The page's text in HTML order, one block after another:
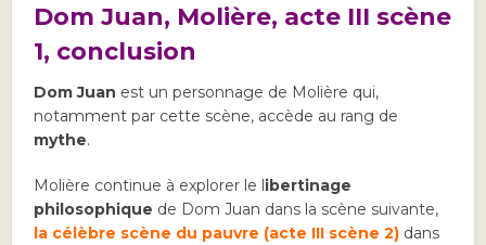
Dom Juan, Molière, acte III scène
1, conclusion
Dom Juan est un personnage de Molière qui,
notamment par cette scène, accède au rang de
mythe.
Molière continue à explorer le libertinage
philosophique de Dom Juan dans la scène suivante,
la célèbre scène du pauvre (acte III scène 2) dans